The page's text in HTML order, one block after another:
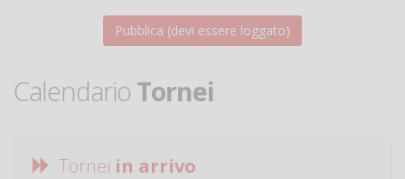
Calendario Tornei
Tornei in arrivo